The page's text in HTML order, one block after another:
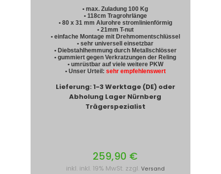
• max. Zuladung 100 Kg
• 118cm Tragrohrlänge
• 80 x 31 mm Alurohre stromlinienförmig
• 21mm T-nut
• einfache Montage mit Drehmomentschlüssel
• sehr universell einsetzbar
• Diebstahlhemmung durch Metallschlösser
• gummiert gegen Verkratzungen der Reling
• umrüstbar auf viele weitere PKW
• Unser Urteil: sehr empfehlenswert
Lieferung: 1-3 Werktage (DE) oder
Abholung Lager Nürnberg
Trägerspezialist
259,90 €
inkl. inkl. 19% MwSt. zzgl. Versand